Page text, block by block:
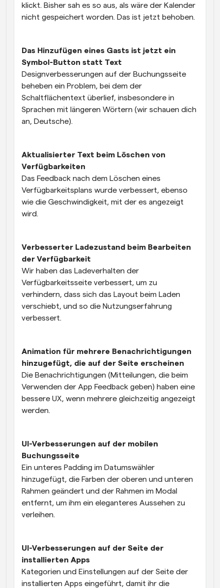
klickt. Bisher sah es so aus, als wäre der Kalender
nicht gespeichert worden. Das ist jetzt behoben.
Das Hinzufügen eines Gasts ist jetzt ein
Symbol-Button statt Text
Designverbesserungen auf der Buchungsseite
beheben ein Problem, bei dem der
Schaltflächentext überlief, insbesondere in
Sprachen mit längeren Wörtern (wir schauen dich
an, Deutsche).
Aktualisierter Text beim Löschen von
Verfügbarkeiten
Das Feedback nach dem Löschen eines
Verfügbarkeitsplans wurde verbessert, ebenso
wie die Geschwindigkeit, mit der es angezeigt
wird.
Verbesserter Ladezustand beim Bearbeiten
der Verfügbarkeit
Wir haben das Ladeverhalten der
Verfügbarkeitsseite verbessert, um zu
verhindern, dass sich das Layout beim Laden
verschiebt, und so die Nutzungserfahrung
verbessert.
Animation für mehrere Benachrichtigungen
hinzugefügt, die auf der Seite erscheinen
Die Benachrichtigungen (Mitteilungen, die beim
Verwenden der App Feedback geben) haben eine
bessere UX, wenn mehrere gleichzeitig angezeigt
werden.
UI-Verbesserungen auf der mobilen
Buchungsseite
Ein unteres Padding im Datumswähler
hinzugefügt, die Farben der oberen und unteren
Rahmen geändert und der Rahmen im Modal
entfernt, um ihm ein eleganteres Aussehen zu
verleihen.
UI-Verbesserungen auf der Seite der
installierten Apps
Kategorien und Einstellungen auf der Seite der
installierten Apps eingeführt, damit ihr die